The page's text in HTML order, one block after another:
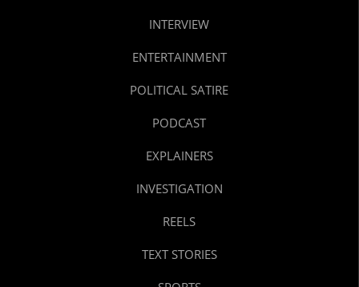
INTERVIEW
ENTERTAINMENT
POLITICAL SATIRE
PODCAST
EXPLAINERS
INVESTIGATION
REELS
TEXT STORIES